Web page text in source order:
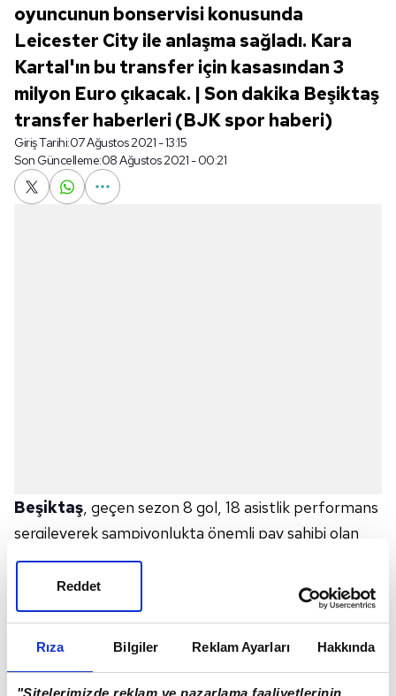
Rıza Bilgiler Reklam Ayarları Hakkında
"Sitelerimizde reklam ve pazarlama faaliyetlerinin
Reddet
oyuncunun bonservisi konusunda
Leicester City ile anlaşma sağladı. Kara
Kartal'ın bu transfer için kasasından 3
milyon Euro çıkacak. | Son dakika Beşiktaş
transfer haberleri (BJK spor haberi)
Giriş Tarihi:07 Ağustos 2021 - 13:15
Son Güncelleme:08 Ağustos 2021 - 00:21
Beşiktaş, geçen sezon 8 gol, 18 asistlik performans
sergileyerek şampiyonlukta önemli pay sahibi olan
Rachid Ghezzal'ın bonservisi için, kulübü
ile anlaşmaya vardı.
Ghezzal'ın transferi tamamlandı. Siyah-beyazlılar,
İngiliz kulübüyle 3 milyon Euro karşılığında anlaşmaya